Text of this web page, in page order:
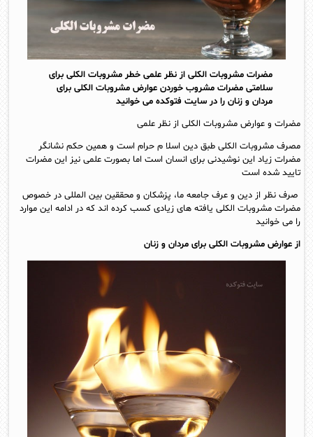
مضرات مشروبات الکلی از نظر علمی خطر مشروبات الکلی برای
سلامتی مضرات مشروب خوردن عوارض مشروبات الکلی برای
مردان و زنان را در سایت فتوکده می خوانید
مضرات و عوارض مشروبات الکلی از نظر علمی
مصرف مشروبات الکلی طبق دین اسلا م حرام است و همین حکم نشانگر
مضرات زیاد این نوشیدنی برای انسان است اما بصورت علمی نیز این مضرات
تایید شده است
صرف نظر از دین و عرف جامعه ما، پزشکان و محققین بین المللی در خصوص
مضرات مشروبات الکلی یافته های زیادی کسب کرده اند که در ادامه این موارد
را می خوانید
از عوارض مشروبات الکلی برای مردان و زنان